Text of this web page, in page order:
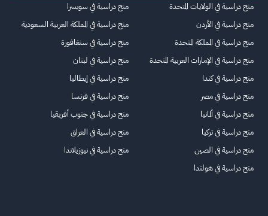
منح دراسية في الولايات المتحدة
منح دراسية في الأردن
منح دراسية في المملكة المتحدة
منح دراسية في الإمارات العربية المتحدة
منح دراسية في كندا
منح دراسية في مصر
منح دراسية في ألمانيا
منح دراسية في تركيا
منح دراسية في الصين
منح دراسية في هولندا
منح دراسية في سويسرا
منح دراسية في المملكة العربية السعودية
منح دراسية في سنغافورة
منح دراسية في لبنان
منح دراسية في إيطاليا
منح دراسية في فرنسا
منح دراسية في جنوب أفريقيا
منح دراسية في العراق
منح دراسية في نيوزيلاندا